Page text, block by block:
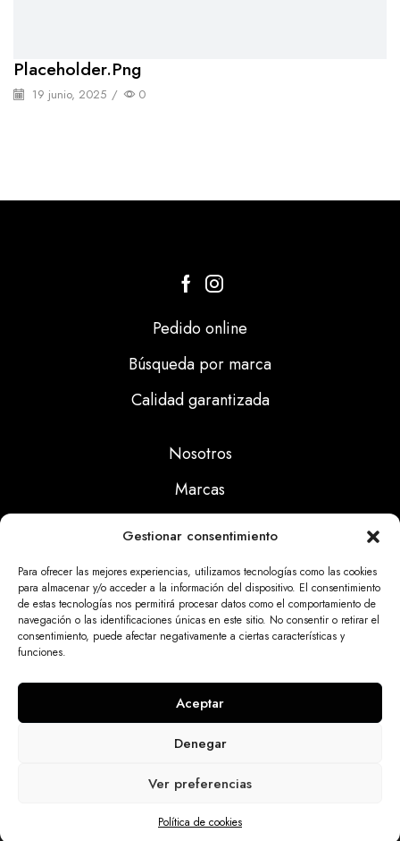
Gestionar consentimiento
Para ofrecer las mejores experiencias, utilizamos tecnologías como las cookies
para almacenar y/o acceder a la información del dispositivo. El consentimiento
de estas tecnologías nos permitirá procesar datos como el comportamiento de
navegación o las identificaciones únicas en este sitio. No consentir o retirar el
consentimiento, puede afectar negativamente a ciertas características y
funciones.
Aceptar
Denegar
Ver preferencias
Política de cookies
Placeholder.png
19 junio, 2025 / 0
Pedido online
Búsqueda por marca
Calidad garantizada
Nosotros
Marcas
Noticias
Aviso Legal
Politicas Cookies
pormiempresa.online
Tienda